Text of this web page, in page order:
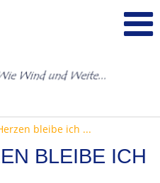
bleibe ich ...
BLEIBE ICH